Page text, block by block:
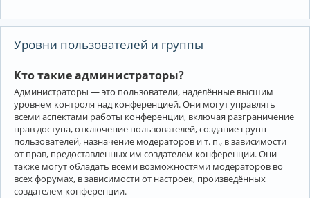
Уровни пользователей и группы
Кто такие администраторы?
Администраторы — это пользователи, наделённые высшим
уровнем контроля над конференцией. Они могут управлять
всеми аспектами работы конференции, включая разграничение
прав доступа, отключение пользователей, создание групп
пользователей, назначение модераторов и т. п., в зависимости
от прав, предоставленных им создателем конференции. Они
также могут обладать всеми возможностями модераторов во
всех форумах, в зависимости от настроек, произведённых
создателем конференции.